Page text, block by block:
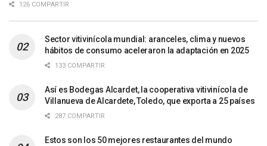
126 COMPARTIR
Sector vitivinícola mundial: aranceles, clima y nuevos
hábitos de consumo aceleraron la adaptación en 2025
133 COMPARTIR
Así es Bodegas Alcardet, la cooperativa vitivinícola de
Villanueva de Alcardete, Toledo, que exporta a 25 países
287 COMPARTIR
Estos son los 50 mejores restaurantes del mundo